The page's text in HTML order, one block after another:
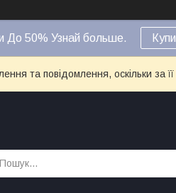
До 50% Узнай больше.
та повідомлення, оскільки за